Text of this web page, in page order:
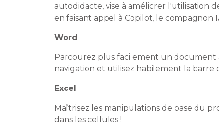
autodidacte, vise à améliorer l'utilisation
en faisant appel à Copilot, le compagnon
Word
Parcourez plus facilement un document
navigation et utilisez habilement la barre
Excel
Maîtrisez les manipulations de base du
dans les cellules !